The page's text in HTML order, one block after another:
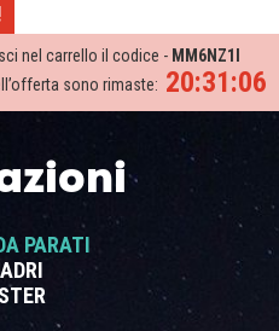
nel carrello il codice - MM6NZ1I
20:31:05
sono rimaste:
PARATI